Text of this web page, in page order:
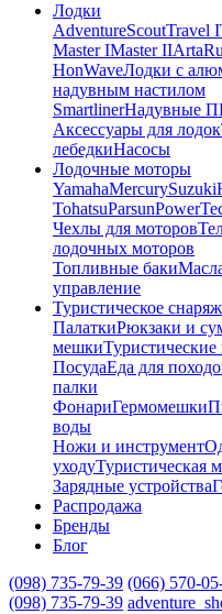
Лодки
AdventureScoutTravel I
Master IMaster IIArta
HonWaveЛодки с
надувным настилом
SmartlinerНадувные
Аксессуары для лодок
лебедкиНасосы
Лодочные моторы
YamahaMercurySuzuki
TohatsuParsun
Чехлы для моторов
лодочных моторов
Топливные баки
управление
Туристическое
ПалаткиРюкзаки и
мешкиТуристические
ПосудаЕда для
палки
ФонариГермомешки
воды
Ножи и инструмент
уходуТуристическая
Зарядные устройства
Распродажа
Бренды
Блог
(098) 735-79-39 (066) 570-
(098) 735-79-39